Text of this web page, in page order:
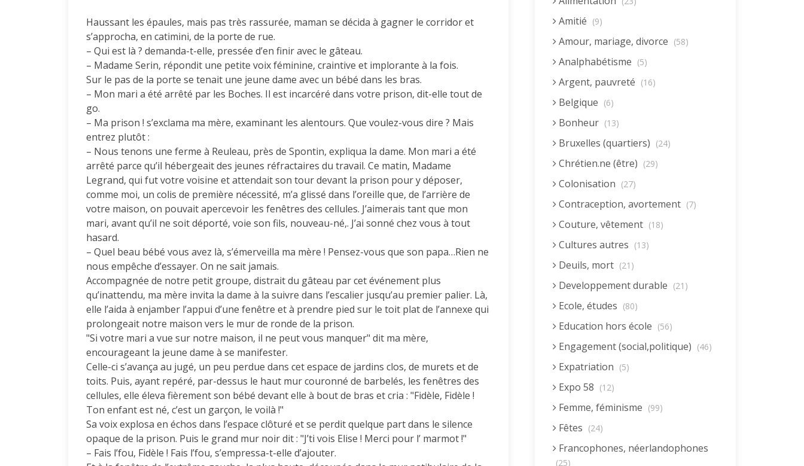
Haussant les épaules, mais pas très rassurée, maman se décida à gagner le corridor et
s’approcha, en catimini, de la porte de rue.
– Qui est là ? demanda-t-elle, pressée d’en finir avec le gâteau.
– Madame Serin, répondit une petite voix féminine, craintive et implorante à la fois.
Sur le pas de la porte se tenait une jeune dame avec un bébé dans les bras.
– Mon mari a été arrêté par les Boches. Il est incarcéré dans votre prison, dit-elle tout de
go.
– Ma prison ! s’exclama ma mère, examinant les alentours. Que voulez-vous dire ? Mais
entrez plutôt :
– Nous tenons une ferme à Reuleau, près de Spontin, expliqua la dame. Mon mari a été
arrêté parce qu’il hébergeait des jeunes réfractaires du travail. Ce matin, Madame
Legrand, qui fut votre voisine et attendait son tour devant la prison pour y déposer,
comme moi, un colis de première nécessité, m’a glissé dans l’oreille que, de l’arrière de
votre maison, on pouvait apercevoir les fenêtres des cellules. J’aimerais tant que mon
mari, avant qu’il ne soit déporté, voie son fils, nouveau-né,. J’ai sonné chez vous à tout
hasard.
– Quel beau bébé vous avez là, s’émerveilla ma mère ! Pensez-vous que son papa…Rien ne
nous empêche d’essayer. On ne sait jamais.
Accompagnée de notre petit groupe, distrait du gâteau par cet événement plus
qu’inattendu, ma mère invita la dame à la suivre dans l’escalier jusqu’au premier palier. Là,
elle l’aida à enjamber l’appui d’une fenêtre et à prendre pied sur le toit plat de l’annexe qui
prolongeait notre maison vers le mur de ronde de la prison.
"Si votre mari a vue sur notre maison, il ne peut vous manquer" dit ma mère,
encourageant la jeune dame à se manifester.
Celle-ci s’avança au jugé, un peu perdue dans cet espace de jardins clos, de murets et de
toits. Puis, ayant repéré, par-dessus le haut mur couronné de barbelés, les fenêtres des
cellules, elle éleva fièrement son bébé devant elle à bout de bras et cria : "Fidèle, Fidèle !
Ton enfant est né, c’est un garçon, le voilà !"
Sa voix explosa en échos dans l’espace clôturé et se perdit quelque part dans le silence
opaque de la prison. Puis le grand mur noir dit : "J’ti vois Elise ! Merci pour l’ marmot !"
– Fais l’fou, Fidèle ! Fais l’fou, s’empressa-t-elle d’ajouter.
Amitié (9)
Amour, mariage, divorce (58)
Analphabétisme (5)
Argent, pauvreté (16)
Belgique (6)
Bonheur (13)
Bruxelles (quartiers) (24)
Chrétien.ne (être) (29)
Colonisation (27)
Contraception, avortement (7)
Couture, vêtement (18)
Cultures autres (13)
Deuils, mort (21)
Developpement durable (21)
Ecole, études (80)
Education hors école (56)
Engagement (social,politique) (46)
Expatriation (5)
Expo 58 (12)
Femme, féminisme (99)
Fêtes (24)
Francophones, néerlandophones
(25)